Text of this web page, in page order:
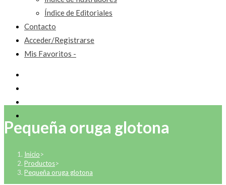
Índice de Editoriales
Contacto
Acceder/Registrarse
Mis Favoritos -
Pequeña oruga glotona
Inicio>
Productos>
Pequeña oruga glotona